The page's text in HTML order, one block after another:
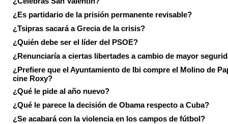
¿Es partidario de la prisión permanente revisable?
¿Tsipras sacará a Grecia de la crisis?
¿Quién debe ser el líder del PSOE?
¿Renunciaría a ciertas libertades a cambio de mayor
¿Prefiere que el Ayuntamiento de Ibi compre el Molino de
cine Roxy?
¿Qué le pide al año nuevo?
¿Qué le parece la decisión de Obama respecto a Cuba?
¿Se acabará con la violencia en los campos de fútbol?